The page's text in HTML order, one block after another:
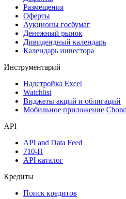
Календарь
Календарь событий
Дефолты
Размещения
Оферты
Аукционы госбумаг
Денежный рынок
Календарь инвестора
Инструментарий
Надстройка Excel
Мобильное приложение Cbonds
API
API and Data Feed
API каталог